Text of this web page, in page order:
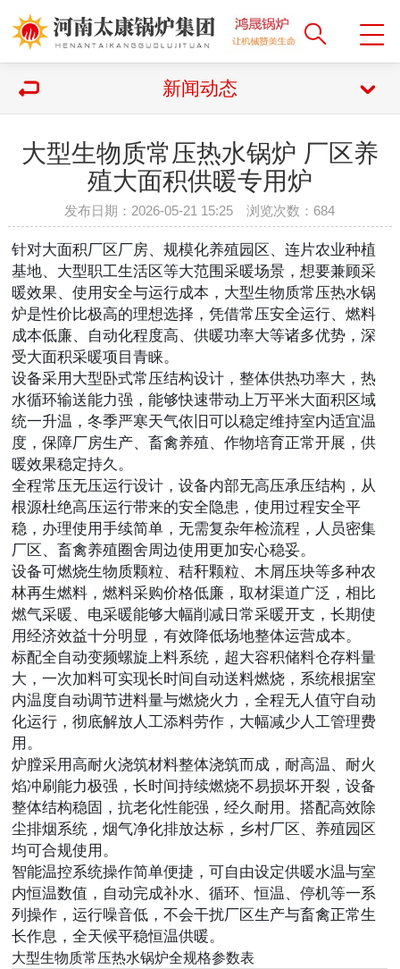
新闻动态
大型生物质常压热水锅炉 厂区养
殖大面积供暖专用炉
发布日期：2026-05-21 15:25 浏览次数： 684
针对大面积厂区厂房、规模化养殖园区、连片农业种植
基地、大型职工生活区等大范围采暖场景，想要兼顾采
暖效果、使用安全与运行成本，大型生物质常压热水锅
炉是性价比极高的理想选择，凭借常压安全运行、燃料
成本低廉、自动化程度高、供暖功率大等诸多优势，深
受大面积采暖项目青睐。
设备采用大型卧式常压结构设计，整体供热功率大，热
水循环输送能力强，能够快速带动上万平米大面积区域
统一升温，冬季严寒天气依旧可以稳定维持室内适宜温
度，保障厂房生产、畜禽养殖、作物培育正常开展，供
暖效果稳定持久。
全程常压无压运行设计，设备内部无高压承压结构，从
根源杜绝高压运行带来的安全隐患，使用过程安全平
稳，办理使用手续简单，无需复杂年检流程，人员密集
厂区、畜禽养殖圈舍周边使用更加安心稳妥。
设备可燃烧生物质颗粒、秸秆颗粒、木屑压块等多种农
林再生燃料，燃料采购价格低廉，取材渠道广泛，相比
燃气采暖、电采暖能够大幅削减日常采暖开支，长期使
用经济效益十分明显，有效降低场地整体运营成本。
标配全自动变频螺旋上料系统，超大容积储料仓存料量
大，一次加料可实现长时间自动送料燃烧，系统根据室
内温度自动调节进料量与燃烧火力，全程无人值守自动
化运行，彻底解放人工添料劳作，大幅减少人工管理费
用。
炉膛采用高耐火浇筑材料整体浇筑而成，耐高温、耐火
焰冲刷能力极强，长时间持续燃烧不易损坏开裂，设备
整体结构稳固，抗老化性能强，经久耐用。搭配高效除
尘排烟系统，烟气净化排放达标，乡村厂区、养殖园区
均可合规使用。
智能温控系统操作简单便捷，可自由设定供暖水温与室
内恒温数值，自动完成补水、循环、恒温、停机等一系
列操作，运行噪音低，不会干扰厂区生产与畜禽正常生
长作息，全天候平稳恒温供暖。
大型生物质常压热水锅炉全规格参数表